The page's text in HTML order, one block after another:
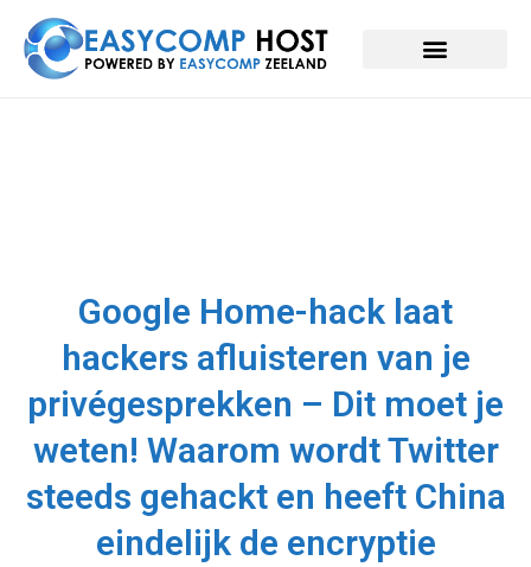
Google Home-hack laat
hackers afluisteren van je
privégesprekken – Dit moet je
weten! Waarom wordt Twitter
steeds gehackt en heeft China
eindelijk de encryptie